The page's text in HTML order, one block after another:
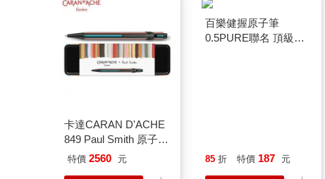
卡達CARAN D'ACHE
849 Paul Smith 原子筆
ED.5 條紋黑
特價 2560 元
桃(限量)
85 折 特價 187 元